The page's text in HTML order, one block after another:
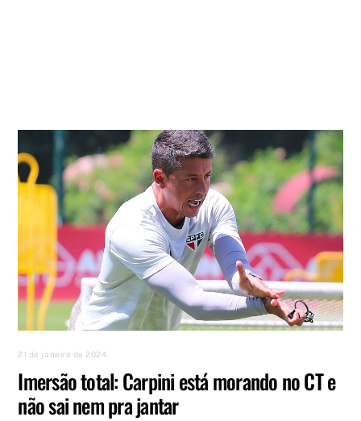
21 de janeiro de 2024
Imersão total: Carpini está morando no CT e
não sai nem pra jantar